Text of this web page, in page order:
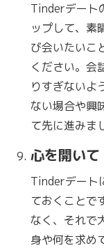
Tinderデート
ップして、素
び会いたいこ
ください。会
りすぎないよ
ない場合や興
て先に進みま
心を開いて
Tinderデート
ておくことで
なく、それで
身や何を求め